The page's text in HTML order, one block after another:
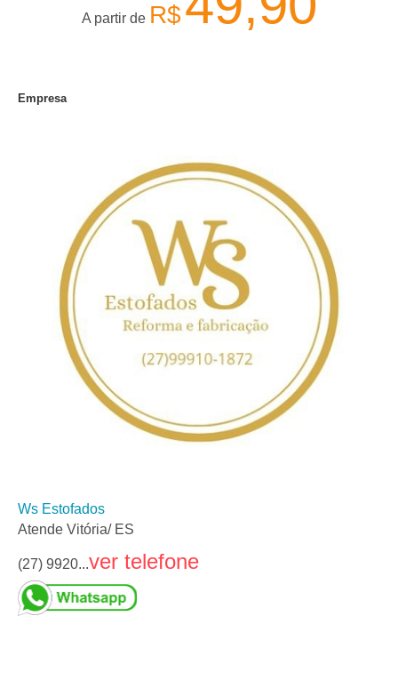
A partir de R$
Empresa
Ws Estofados
Atende Vitória/ ES
(27) 9920...ver telefone